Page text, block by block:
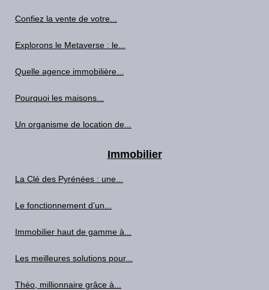
Confiez la vente de votre...
Explorons le Metaverse : le...
Quelle agence immobilière...
Pourquoi les maisons...
Un organisme de location de...
Immobilier
La Clé des Pyrénées : une...
Le fonctionnement d’un...
Immobilier haut de gamme à...
Les meilleures solutions pour...
Théo, millionnaire grâce à...